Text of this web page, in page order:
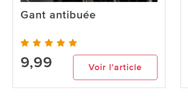
Gant antibuée
9,99 Voir l’article